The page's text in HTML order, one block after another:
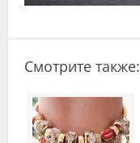
Смотрите также: